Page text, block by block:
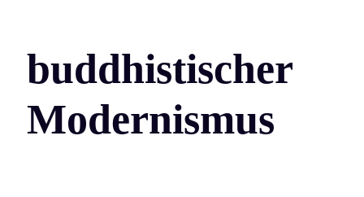
buddhistischer
Modernismus